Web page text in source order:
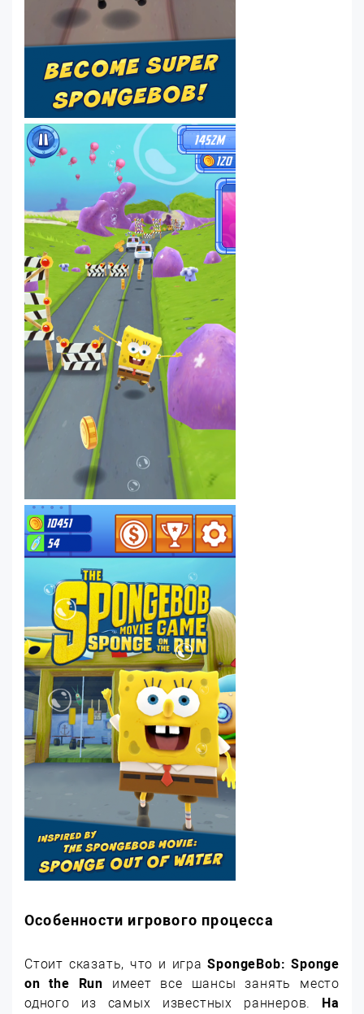
Особенности игрового процесса
Стоит сказать, что и играSpongeBob: Sponge
on the Run имеет все шансы занять место
одного из самых известных раннеров. На